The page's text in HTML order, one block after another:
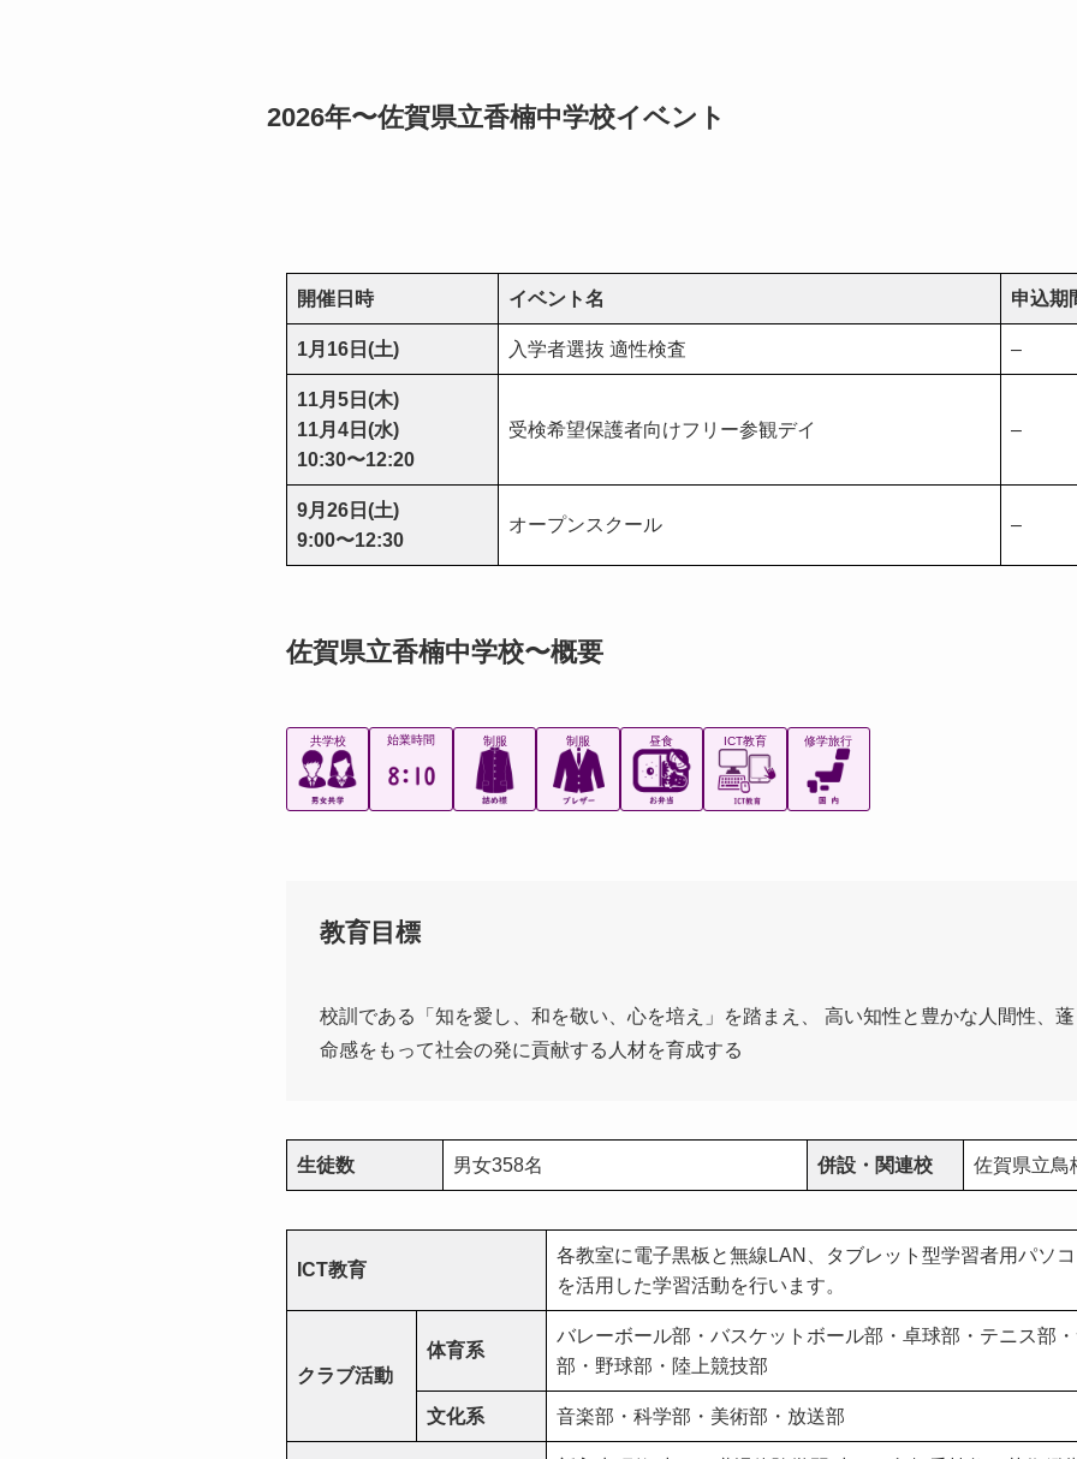
2026年〜佐賀県立香楠中学校イベント
開催日時 イベント名 申込期
1月16日(土) 入学者選抜 適性検査 –
11月5日(木)
11月4日(水)
10:30〜12:20
受検希望保護者向けフリー参観デイ –
9月26日(土)
9:00〜12:30
オープンスクール –
佐賀県立香楠中学校〜概要
共学校 始業時間 制服 制服 昼食 ICT教育 修学旅行
教育目標
校訓である「知を愛し、和を敬い、心を培え」を踏まえ、 高い知性と豊かな人間性、
命感をもって社会の発に貢献する人材を育成する
生徒数 男女358名 併設・関連校 佐賀県立鳥
ICT教育
各教室に電子黒板と無線LAN、タブレット型学習者用パソ
を活用した学習活動を行います。
クラブ活動
体育系
バレーボール部・バスケットボール部・卓球部・テニス部
部・野球部・陸上競技部
文化系 音楽部・科学部・美術部・放送部